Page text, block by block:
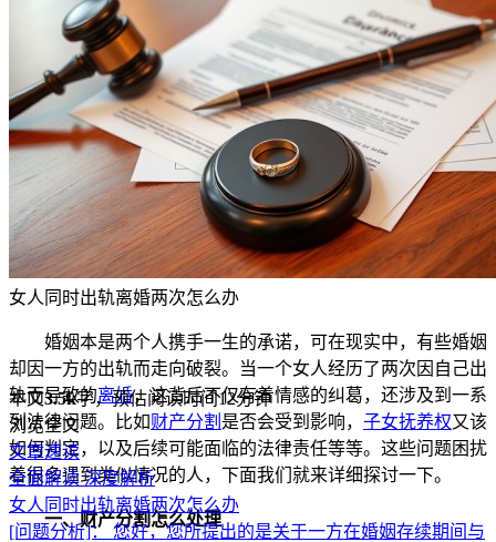
女人同时出轨离婚两次怎么办
婚姻本是两个人携手一生的承诺，可在现实中，有些婚姻
却因一方的出轨而走向破裂。当一个女人经历了两次因自己出
轨而导致的离婚，这背后不仅有着情感的纠葛，还涉及到一系
列法律问题。比如财产分割 是否会受到影响， 子女抚养权又该
如何判定，以及后续可能面临的法律责任等等。这些问题困扰
着很多遇到类似情况的人，下面我们就来详细探讨一下。
一、财产分割怎么处理
本文3.5k字，预估阅读时间12分钟
浏览全文
文章速读
全面解读 深度解析
女人同时出轨离婚两次怎么办
[问题分析]： 您好，您所提出的是关于一方在婚姻存续期间与